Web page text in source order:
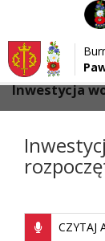
Przejdź do menu
Przejdź do głównej treści strony
Przejdź do stopki strony
Strona główna
Inwestycja
CZYTAJ